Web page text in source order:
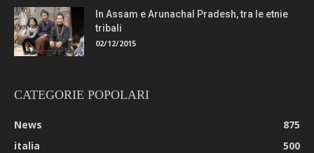
In Assam e Arunachal Pradesh, tra le etnie
tribali
02/12/2015
CATEGORIE POPOLARI
News
875
italia
500